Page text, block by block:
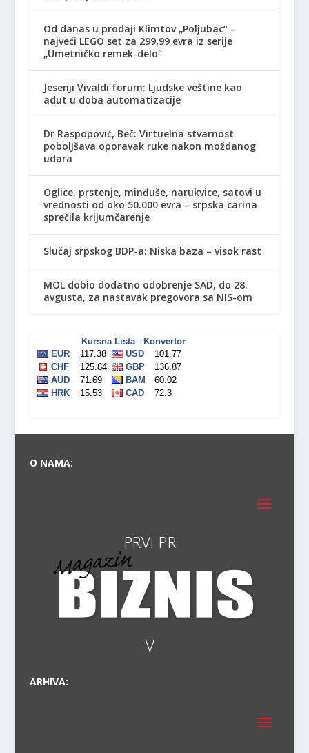
Od danas u prodaji Klimtov „Poljubac“ –
najveći LEGO set za 299,99 evra iz serije
„Umetničko remek-delo“
Jesenji Vivaldi forum: Ljudske veštine kao
adut u doba automatizacije
Dr Raspopović, Beč: Virtuelna stvarnost
poboljšava oporavak ruke nakon moždanog
udara
Oglice, prstenje, minđuše, narukvice, satovi u
vrednosti od oko 50.000 evra – srpska carina
sprečila krijumčarenje
Slučaj srpskog BDP-a: Niska baza – visok rast
MOL dobio dodatno odobrenje SAD, do 28.
avgusta, za nastavak pregovora sa NIS-om
O NAMA:
PRVI PRAVI
VODIČ
ARHIVA: